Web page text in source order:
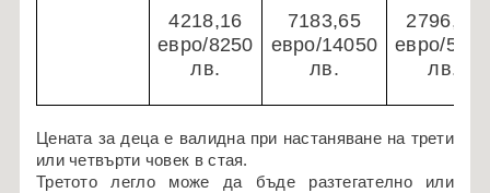
4218,16
евро/8250
лв.
7183,65
евро/14050
лв.
2796,77
евро/5470
лв.
Цената за деца е валидна при настаняване на трети
или четвърти човек в стая.
Третото легло може да бъде разтегателно или